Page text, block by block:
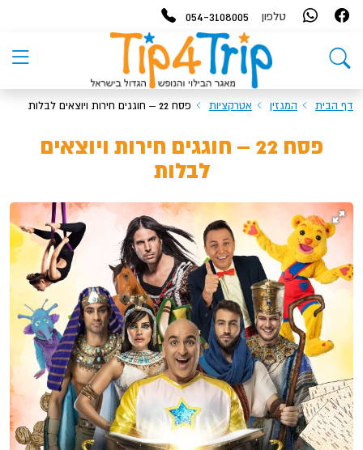
טלפון 054-3108005
דף הבית המגזין אטרקציות פסח 22 – חוגגים חירות ויוצאים לבלות
פסח 22 – חוגגים חירות ויוצאים
לבלות